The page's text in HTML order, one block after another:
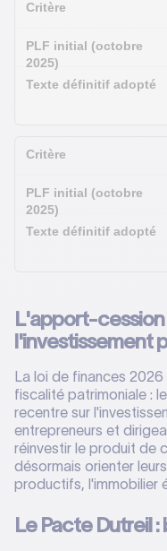
L'apport-
l'investissement
La loi de finances 2026
fiscalité patrimoniale :
recentre sur
entrepreneurs et
réinvestir le produit de
désormais orienter
productifs, l'immobilier
Le Pacte Dutreil